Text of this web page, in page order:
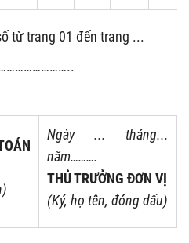
từ trang 01 đến trang ...
Ngày ... tháng...
năm……….
THỦ TRƯỞNG ĐƠN VỊ
(Ký, họ tên, đóng dấu)